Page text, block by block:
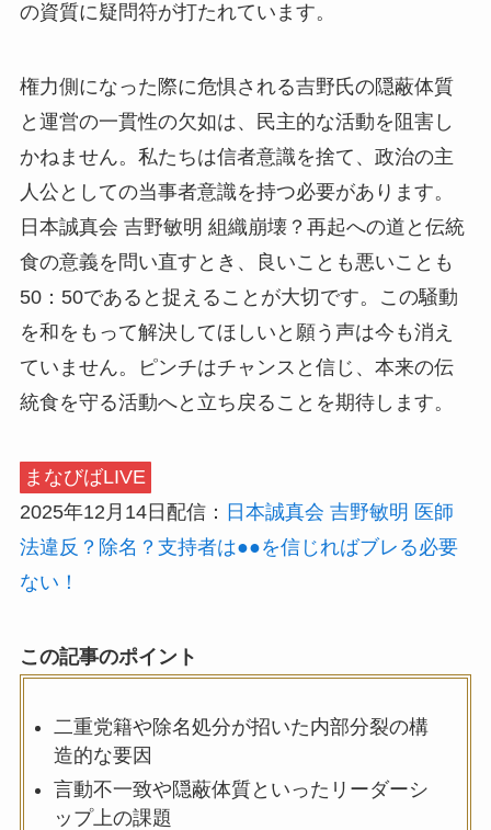
の資質に疑問符が打たれています。
権力側になった際に危惧される吉野氏の隠蔽体質
と運営の一貫性の欠如は、民主的な活動を阻害し
かねません。私たちは信者意識を捨て、政治の主
人公としての当事者意識を持つ必要があります。
日本誠真会 吉野敏明 組織崩壊？再起への道と伝統
食の意義を問い直すとき、良いことも悪いことも
50：50であると捉えることが大切です。この騒動
を和をもって解決してほしいと願う声は今も消え
ていません。ピンチはチャンスと信じ、本来の伝
統食を守る活動へと立ち戻ることを期待します。
まなびばLIVE
2025年12月14日配信： 日本誠真会 吉野敏明 医師
法違反？除名？支持者は●●を信じればブレる必要
ない！
この記事のポイント
二重党籍や除名処分が招いた内部分裂の構
造的な要因
言動不一致や隠蔽体質といったリーダーシ
ップ上の課題